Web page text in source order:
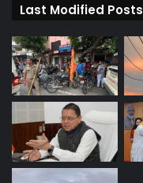
Last Modified Posts